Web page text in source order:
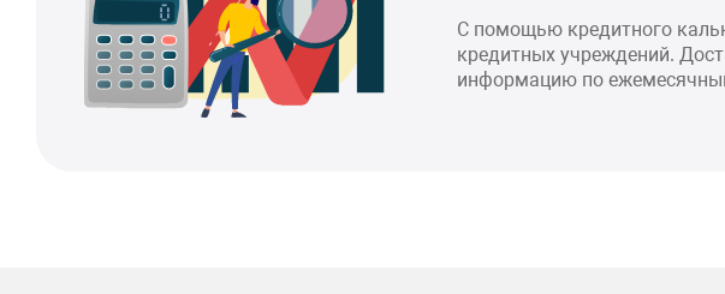
С помощью кредитного
кредитных учреждений.
информацию по